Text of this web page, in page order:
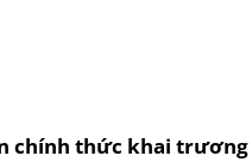
chính thức khai trương